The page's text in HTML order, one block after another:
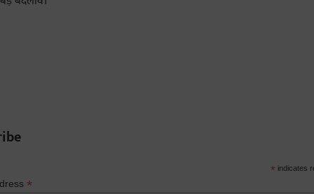
* indicates
*